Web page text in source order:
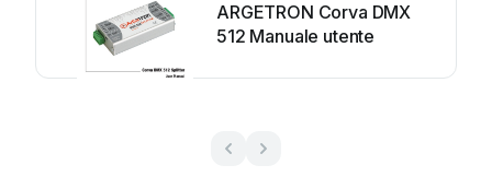
ARGETRON Corva DMX
512 Manuale utente